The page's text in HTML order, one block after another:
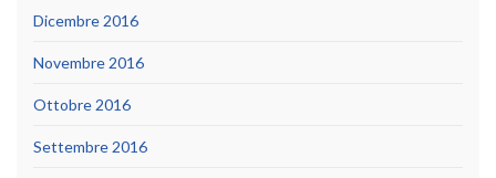
Dicembre 2016
Novembre 2016
Ottobre 2016
Settembre 2016